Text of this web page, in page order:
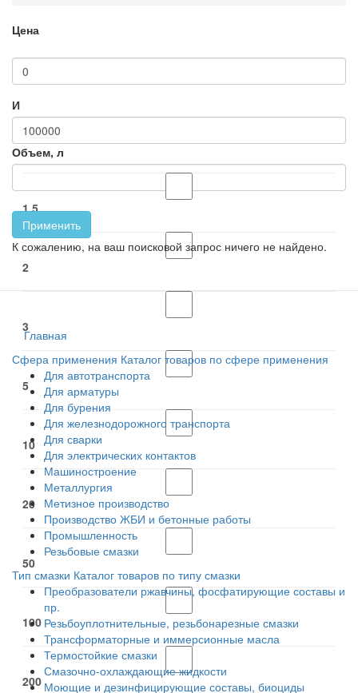
Цена
И
Объем, л
1,5
2
3
5
10
20
50
100
200
Применить
К сожалению, на ваш поисковой запрос ничего не найдено.
Главная
Сфера применения Каталог товаров по сфере применения
Для автотранспорта
Для арматуры
Для бурения
Для железнодорожного транспорта
Для сварки
Для электрических контактов
Машиностроение
Металлургия
Метизное производство
Производство ЖБИ и бетонные работы
Промышленность
Резьбовые смазки
Тип смазки Каталог товаров по типу смазки
Преобразователи ржавчины, фосфатирующие составы и
пр.
Резьбоуплотнительные, резьбонарезные смазки
Трансформаторные и иммерсионные масла
Термостойкие смазки
Смазочно-охлаждающие жидкости
Моющие и дезинфицирующие составы, биоциды